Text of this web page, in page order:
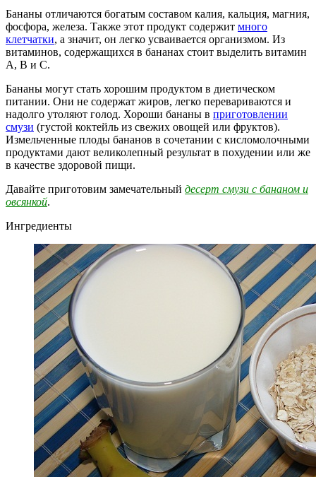
Бананы отличаются богатым составом калия, кальция, магния,
фосфора, железа. Также этот продукт содержит много
клетчатки, а значит, он легко усваивается организмом. Из
витаминов, содержащихся в бананах стоит выделить витамин
А, В и С.
Бананы могут стать хорошим продуктом в диетическом
питании. Они не содержат жиров, легко перевариваются и
надолго утоляют голод. Хороши бананы в приготовлении
смузи (густой коктейль из свежих овощей или фруктов).
Измельченные плоды бананов в сочетании с кисломолочными
продуктами дают великолепный результат в похудении или же
в качестве здоровой пищи.
Давайте приготовим замечательный десерт смузи с бананом и
овсянкой.
Ингредиенты